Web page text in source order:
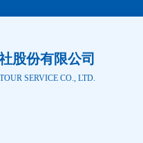
股份有限公司
SERVICE CO., LTD.